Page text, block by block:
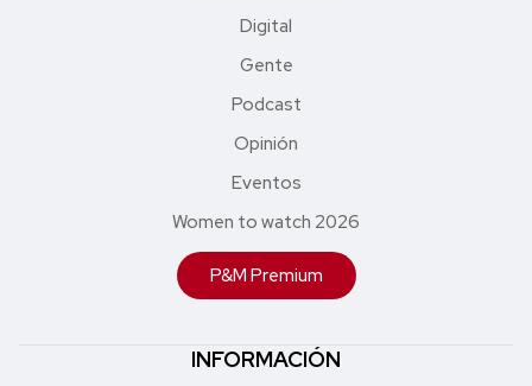
Digital
Gente
Podcast
Opinión
Eventos
Women to watch 2026
P&M Premium
INFORMACIÓN